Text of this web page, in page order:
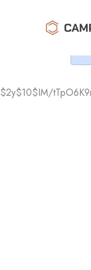
$2y$10$IM/